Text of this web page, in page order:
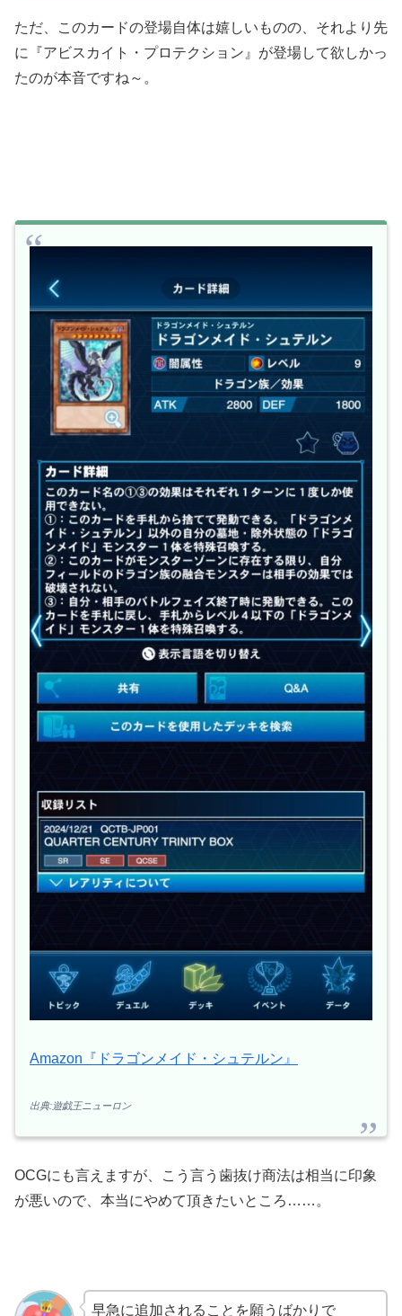
ただ、このカードの登場自体は嬉しいものの、それより先
に『アビスカイト・プロテクション』が登場して欲しかっ
たのが本音ですね～。
Amazon『ドラゴンメイド・シュテルン』
出典:遊戯王ニューロン
OCGにも言えますが、こう言う歯抜け商法は相当に印象
が悪いので、本当にやめて頂きたいところ……。
早急に追加されることを願うばかりで